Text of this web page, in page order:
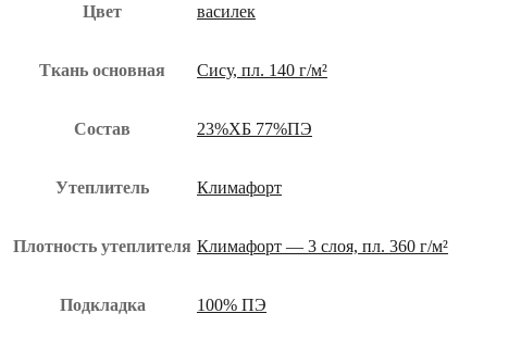
Цвет василек
Ткань основная Сису, пл. 140 г/м²
Состав 23%ХБ 77%ПЭ
Утеплитель Климафорт
Плотность утеплителя Климафорт — 3 слоя, пл. 360 г/м²
Подкладка 100% ПЭ